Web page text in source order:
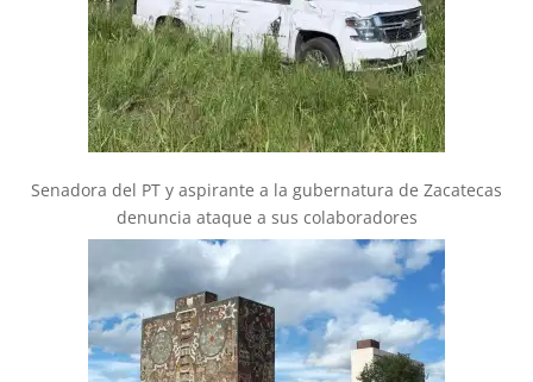
Senadora del PT y aspirante a la gubernatura de Zacatecas
denuncia ataque a sus colaboradores